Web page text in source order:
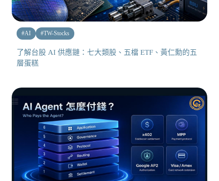
#AI #TW-Stocks
了解台股 AI 供應鏈：七大類股、五檔 ETF、黃仁勳的五
層蛋糕